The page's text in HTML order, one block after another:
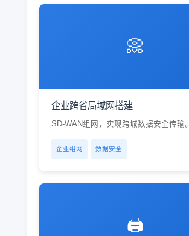
📀
企业跨省局域网搭建
SD-WAN组网，实现跨城数据安全传输。
企业组网 数据安全
🖨️